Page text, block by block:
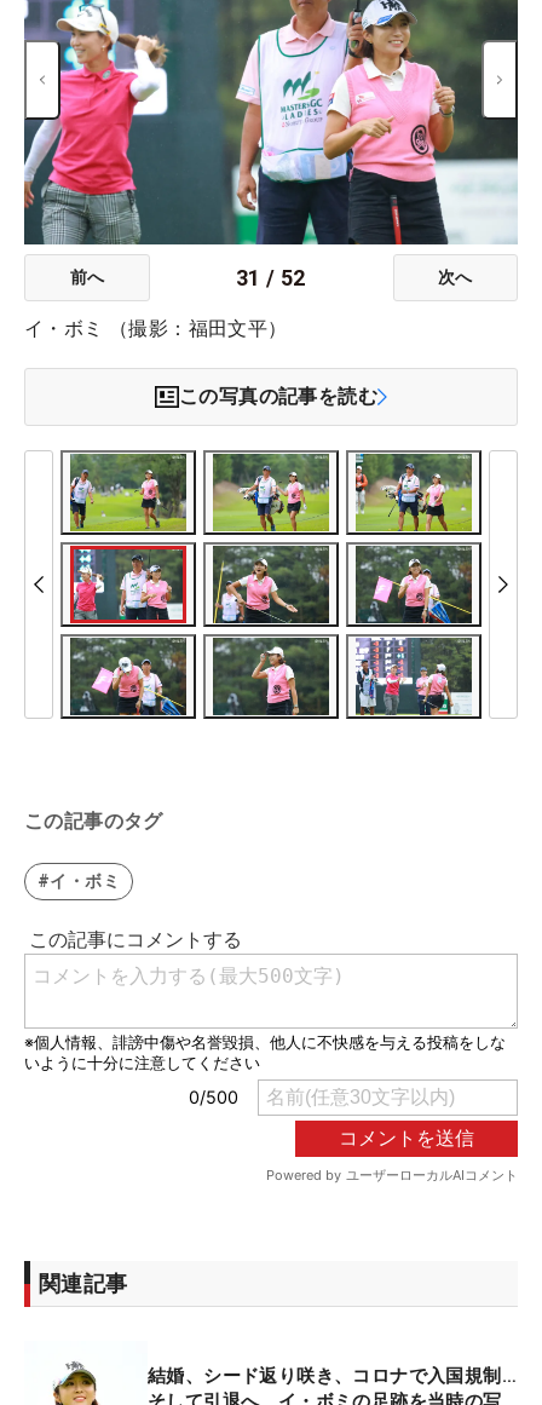
前へ 31 / 52 次へ
イ・ボミ （撮影：福田文平）
この写真の記事を読む
この記事のタグ
#イ・ボミ
関連記事
結婚、シード返り咲き、コロナで入国規制…